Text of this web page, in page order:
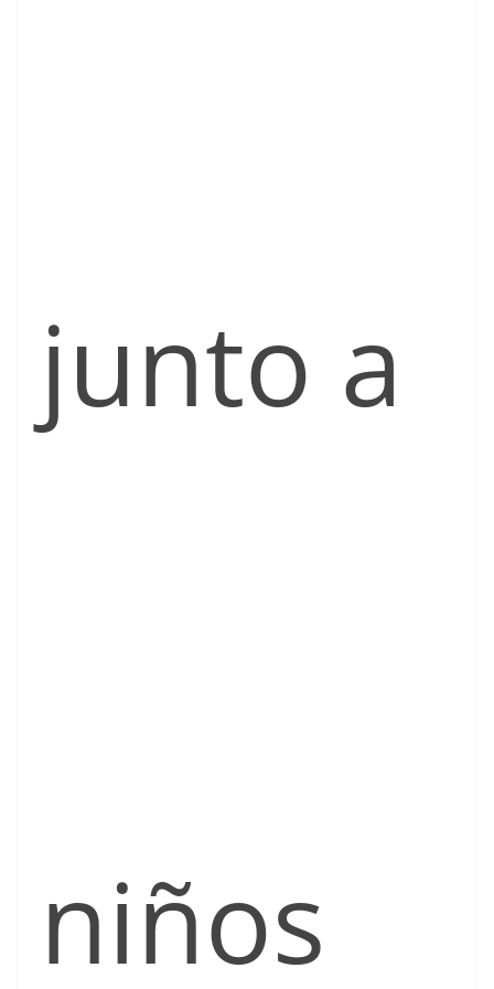
junto a
niños